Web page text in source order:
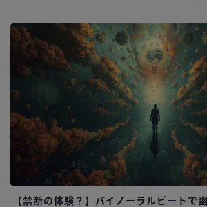
【禁断の体験？】バイノーラルビートで